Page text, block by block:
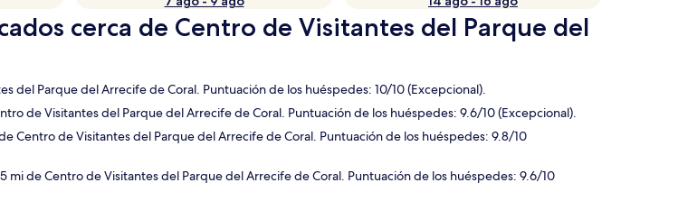
cerca de Centro de Visitantes del Parque del
del Parque del Arrecife de Coral. Puntuación de los huéspedes: 10/10 (Excepcional).
de Visitantes del Parque del Arrecife de Coral. Puntuación de los huéspedes: 9.6/10 (Excepcional).
Centro de Visitantes del Parque del Arrecife de Coral. Puntuación de los huéspedes: 9.8/10
mi de Centro de Visitantes del Parque del Arrecife de Coral. Puntuación de los huéspedes: 9.6/10